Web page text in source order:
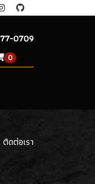
0709
0
ดต่อเรา